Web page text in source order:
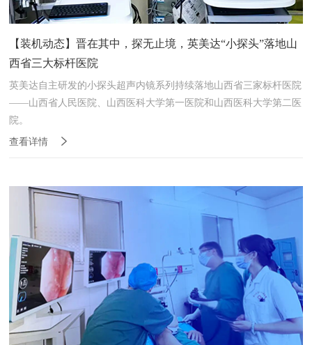
【装机动态】晋在其中，探无止境，英美达“小探头”落地山
西省三大标杆医院
英美达自主研发的小探头超声内镜系列持续落地山西省三家标杆医院
——山西省人民医院、山西医科大学第一医院和山西医科大学第二医
院。
查看详情